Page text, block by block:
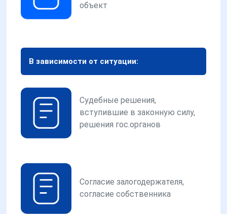
объект
В зависимости от ситуации:
Судебные решения,
вступившие в законную силу,
решения гос.органов
Согласие залогодержателя,
согласие собственника